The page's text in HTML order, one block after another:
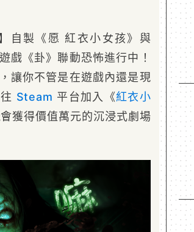
自製《愿 紅衣小女孩》與
戲《卦》聯動恐怖進行中！
讓你不管是在遊戲內還是現
Steam 平台加入《紅衣小
獲得價值萬元的沉浸式劇場